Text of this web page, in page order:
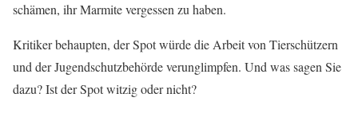
schämen, ihr Marmite vergessen zu haben.
Kritiker behaupten, der Spot würde die Arbeit von Tierschützern
und der Jugendschutzbehörde verunglimpfen. Und was sagen Sie
dazu? Ist der Spot witzig oder nicht?